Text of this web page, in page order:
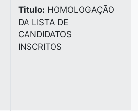
Titulo: HOMOLOGAÇÃO
DA LISTA DE
CANDIDATOS
INSCRITOS